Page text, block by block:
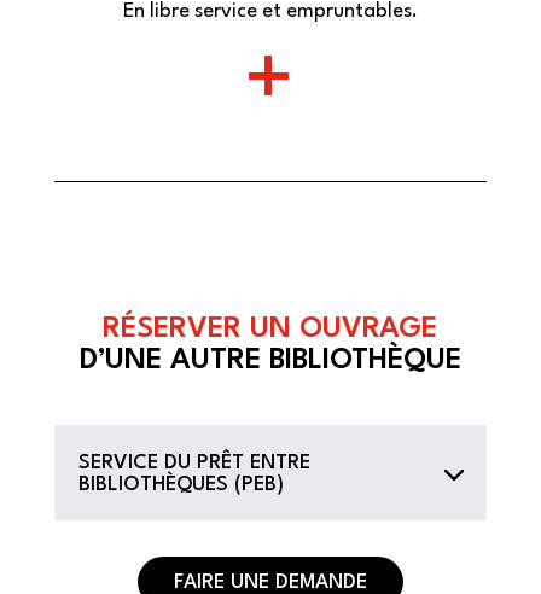
En libre service et empruntables.
+
RÉSERVER UN OUVRAGE
D’UNE AUTRE BIBLIOTHÈQUE
SERVICE DU PRÊT ENTRE
BIBLIOTHÈQUES (PEB)
FAIRE UNE DEMANDE